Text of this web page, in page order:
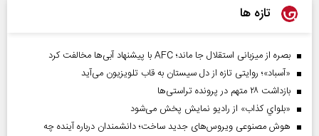
تازه ها
بصره از میزبانی استقلال جا ماند؛ AFC با پیشنهاد آبی‌ها مخالفت کرد
«آسباد»؛ روایتی تازه از دل سیستان به قاب تلویزیون می‌آید
بازداشت ۲۸ متهم در پرونده تراستی‌ها
«بلواي کذاب» از رادیو نمایش پخش می‌شود
هوش مصنوعی ویروس‌های جدید ساخت؛ دانشمندان درباره آینده چه